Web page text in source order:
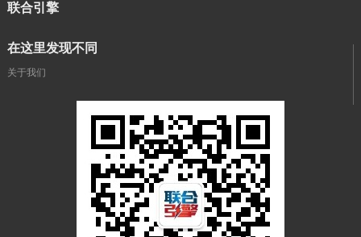
联合引擎
在这里发现不同
关于我们